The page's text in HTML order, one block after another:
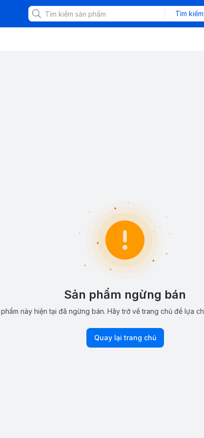
Tìm kiếm
Sản phẩm ngừng bán
này hiện tại đã ngừng bán. Hãy trở về trang chủ để lựa
Quay lại trang chủ